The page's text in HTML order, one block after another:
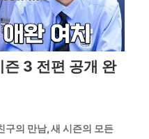
3 전편 공개 완
구의 만남, 새 시즌의 모든